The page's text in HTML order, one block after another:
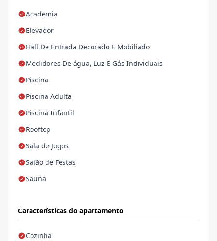
Academia
Elevador
Hall De Entrada Decorado E Mobiliado
Medidores De água, Luz E Gás Individuais
Piscina
Piscina Adulta
Piscina Infantil
Rooftop
Sala de Jogos
Salão de Festas
Sauna
Características do apartamento
Cozinha